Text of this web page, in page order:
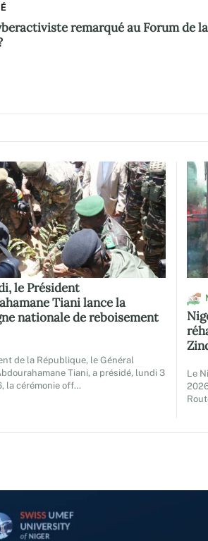
remarqué au Forum de la
le Président
Tiani lance la
nationale de reboisement
de la République, le Général
Tiani, a présidé, lundi 3
la cérémonie off…
Le
ND